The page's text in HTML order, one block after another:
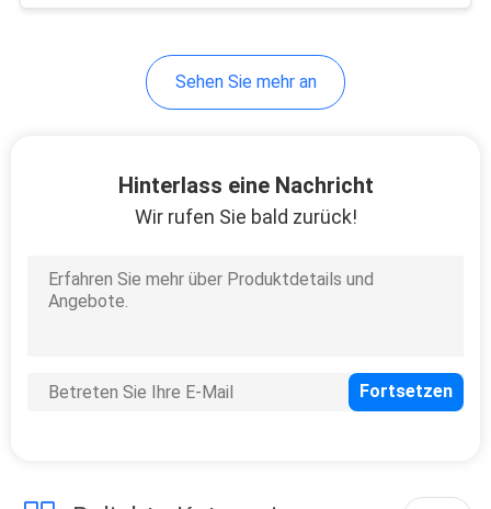
Sehen Sie mehr an
Hinterlass eine Nachricht
Wir rufen Sie bald zurück!